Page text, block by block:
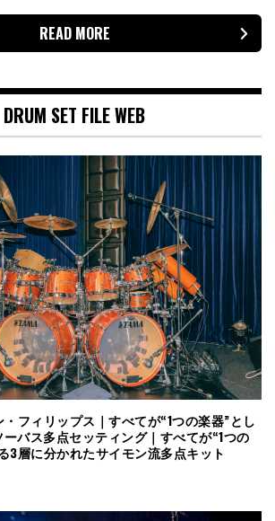
READ MORE
DRUM SET FILE WEB
・フィリップス｜すべてが“1つの楽器”とし
バス多点セッティング｜すべてが“1つの
3層に分かれたサイモン流多点キット